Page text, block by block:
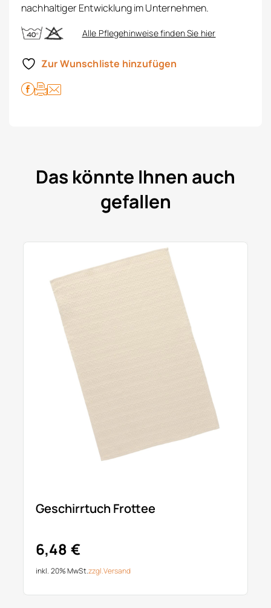
nachhaltiger Entwicklung im Unternehmen.
Alle Pflegehinweise finden Sie hier
Zur Wunschliste hinzufügen
Das könnte Ihnen auch
gefallen
Geschirrtuch Frottee
6,48 €
inkl. 20% MwSt.zzgl.Versand